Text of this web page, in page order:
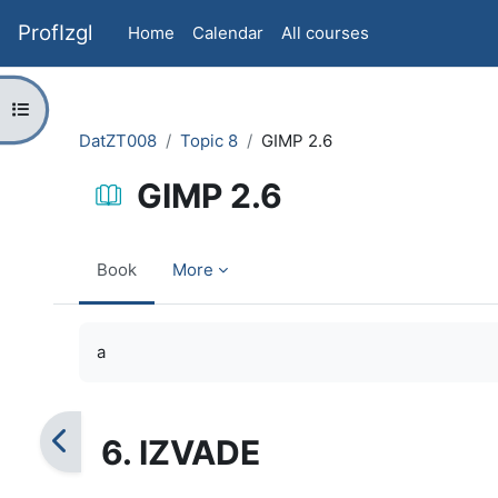
ProfIzgl Home Calendar All courses
Open course index
DatZT008
Topic 8 GIMP 2.6
GIMP 2.6
Book More
a
6. IZVADE